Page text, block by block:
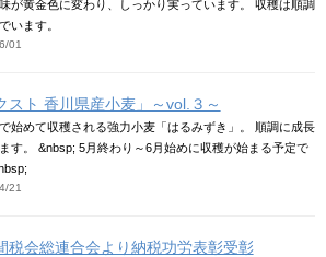
が黄金色に変わり、しっかり実っています。 収穫は順調
います。
01
スト 香川県産小麦」～vol.３～
始めて収穫される強力小麦「はるみずき」。 順調に成長
す。 &nbsp; 5月終わり～6月始めに収穫が始まる予定で
21
税会総連合会より納税功労表彰受彰